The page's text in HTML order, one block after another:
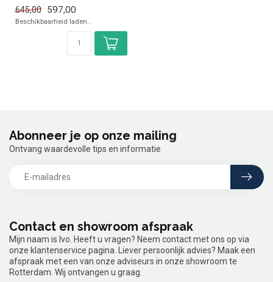
✓ 556 x 541 x 898 mm
✓ 230 V...
645,00 597,00
Beschikbaarheid laden..
Contact en showroom afspraak
Mijn naam is Ivo. Heeft u vragen? Neem contact met ons op via
onze klantenservice pagina. Liever persoonlijk advies? Maak een
afspraak met een van onze adviseurs in onze showroom te
Rotterdam. Wij ontvangen u graag.
Abonneer je op onze mailing
Ontvang waardevolle tips en informatie